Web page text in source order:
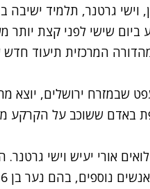
ביום שישי לפני קצת יותר
המרכזית תיעוד חדש
שבמזרח ירושלים, יוצא
באדם ששוכב על הקרקע
אורי יעיש וישי גרטנר.